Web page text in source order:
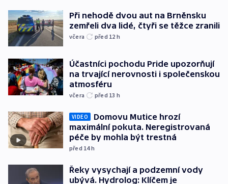
Při nehodě dvou aut na Brněnsku
zemřeli dva lidé, čtyři se těžce zranili
včera před 12 h
Účastníci pochodu Pride upozorňují
na trvající nerovnosti i společenskou
atmosféru
včera před 13 h
VIDEO
Domovu Mutice hrozí
maximální pokuta. Neregistrovaná
péče by mohla být trestná
před 14h
Řeky vysychají a podzemní vody
ubývá. Hydrolog: Klíčem je